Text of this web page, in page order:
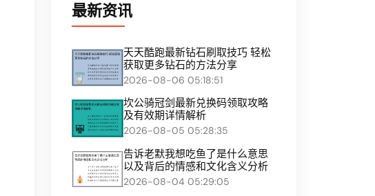
最新资讯
天天酷跑最新钻石刷取技巧 轻松
获取更多钻石的方法分享
2026-08-06 05:18:51
坎公骑冠剑最新兑换码领取攻略
及有效期详情解析
2026-08-05 05:28:35
告诉老默我想吃鱼了是什么意思
以及背后的情感和文化含义分析
2026-08-04 05:29:05